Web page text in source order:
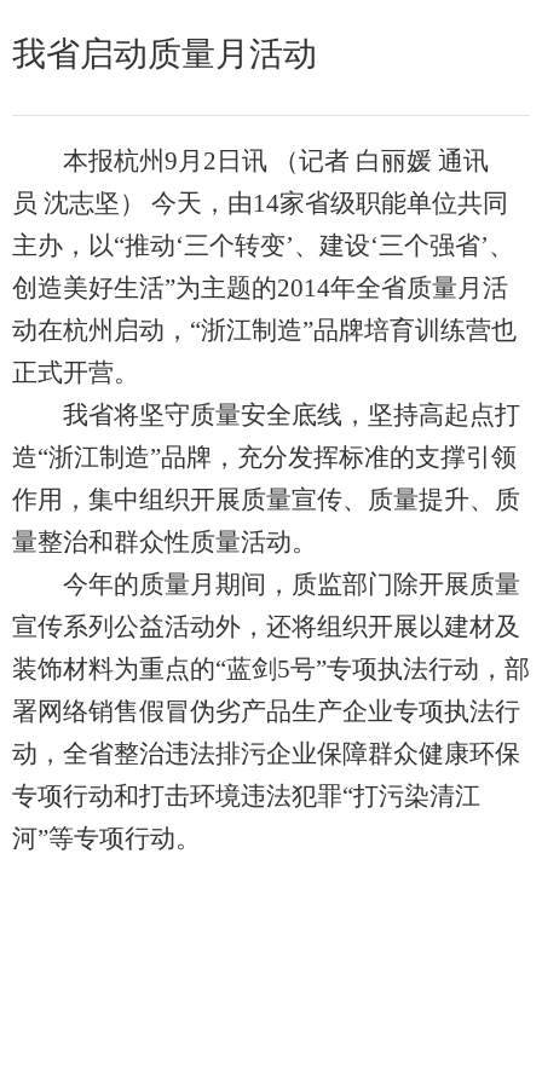
我省启动质量月活动
本报杭州9月2日讯 （记者 白丽媛 通讯
员 沈志坚） 今天，由14家省级职能单位共同
主办，以“推动‘三个转变’、建设‘三个强省’、
创造美好生活”为主题的2014年全省质量月活
动在杭州启动，“浙江制造”品牌培育训练营也
正式开营。
我省将坚守质量安全底线，坚持高起点打
造“浙江制造”品牌，充分发挥标准的支撑引领
作用，集中组织开展质量宣传、质量提升、质
量整治和群众性质量活动。
今年的质量月期间，质监部门除开展质量
宣传系列公益活动外，还将组织开展以建材及
装饰材料为重点的“蓝剑5号”专项执法行动，部
署网络销售假冒伪劣产品生产企业专项执法行
动，全省整治违法排污企业保障群众健康环保
专项行动和打击环境违法犯罪“打污染清江
河”等专项行动。